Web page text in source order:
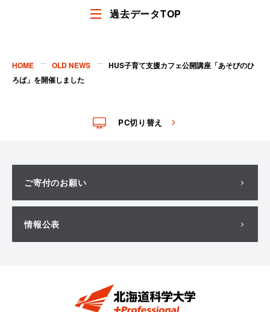
す
る
過去データTOP
HOME OLD NEWS
HUS子育て支援カフェ公開講座「あそびのひ
ろば」を開催しました
PC切り替え
ご寄付のお願い
情報公表